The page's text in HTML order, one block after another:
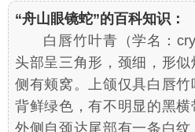
“舟山眼镜蛇”的百科知识：
白唇竹叶青（学名：
头部呈三角形，颈细，形
侧有颊窝。上颌仅具白唇
背鲜绿色，有不明显的黑
外侧自颈达尾部有一条白